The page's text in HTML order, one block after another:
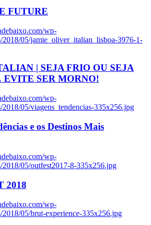
FUTURE
wp-
2018/05/jamie_oliver_italian_lisboa-3976-1-
| SEJA FRIO OU SEJA
SER MORNO!
wp-
2018/05/viagens_tendencias-335x256.jpg
e os Destinos Mais
wp-
2018/05/outfest2017-8-335x256.jpg
2018
wp-
2018/05/brut-experience-335x256.jpg